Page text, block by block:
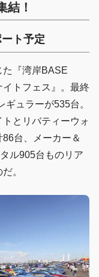
結！
ト予定
た『湾岸BASE
トフェス』。最終
ュラーが535台。
とリバティーウォ
台、メーカー＆
ル905台ものリア
。